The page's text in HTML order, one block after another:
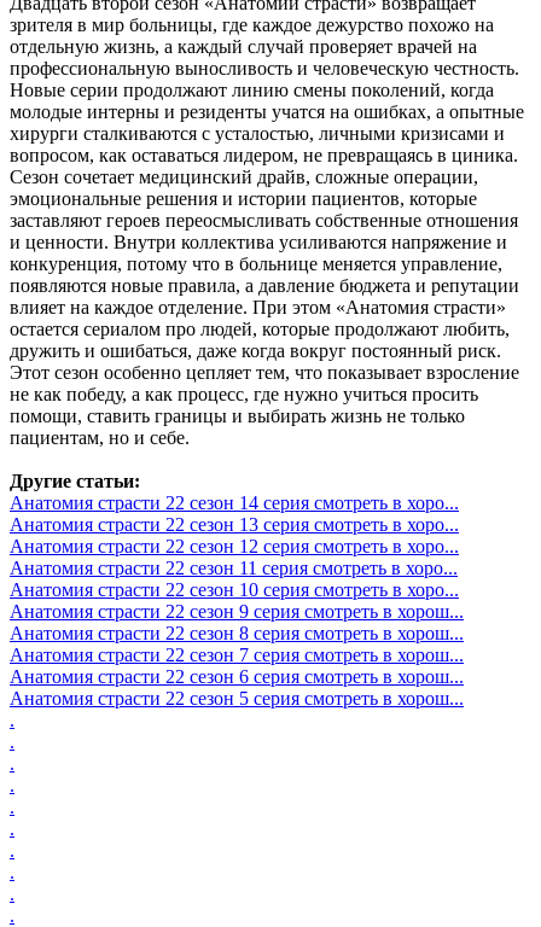
зрителя в мир больницы, где каждое дежурство похожо на
отдельную жизнь, а каждый случай проверяет врачей на
профессиональную выносливость и человеческую честность.
Новые серии продолжают линию смены поколений, когда
молодые интерны и резиденты учатся на ошибках, а опытные
хирурги сталкиваются с усталостью, личными кризисами и
вопросом, как оставаться лидером, не превращаясь в циника.
Сезон сочетает медицинский драйв, сложные операции,
эмоциональные решения и истории пациентов, которые
заставляют героев переосмысливать собственные отношения
и ценности. Внутри коллектива усиливаются напряжение и
конкуренция, потому что в больнице меняется управление,
появляются новые правила, а давление бюджета и репутации
влияет на каждое отделение. При этом «Анатомия страсти»
остается сериалом про людей, которые продолжают любить,
дружить и ошибаться, даже когда вокруг постоянный риск.
Этот сезон особенно цепляет тем, что показывает взросление
не как победу, а как процесс, где нужно учиться просить
помощи, ставить границы и выбирать жизнь не только
пациентам, но и себе.
Другие статьи:
Анатомия страсти 22 сезон 14 серия смотреть в хоро...
Анатомия страсти 22 сезон 13 серия смотреть в хоро...
Анатомия страсти 22 сезон 12 серия смотреть в хоро...
Анатомия страсти 22 сезон 11 серия смотреть в хоро...
Анатомия страсти 22 сезон 10 серия смотреть в хоро...
Анатомия страсти 22 сезон 9 серия смотреть в хорош...
Анатомия страсти 22 сезон 8 серия смотреть в хорош...
Анатомия страсти 22 сезон 7 серия смотреть в хорош...
Анатомия страсти 22 сезон 6 серия смотреть в хорош...
Анатомия страсти 22 сезон 5 серия смотреть в хорош...
.
.
.
.
.
.
.
.
.
.